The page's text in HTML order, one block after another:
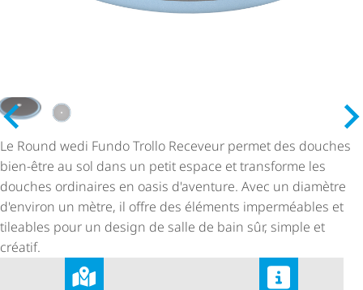
Le Round wedi Fundo Trollo Receveur permet des douches
bien-être au sol dans un petit espace et transforme les
douches ordinaires en oasis d'aventure. Avec un diamètre
d'environ un mètre, il offre des éléments imperméables et
tileables pour un design de salle de bain sûr, simple et
créatif.